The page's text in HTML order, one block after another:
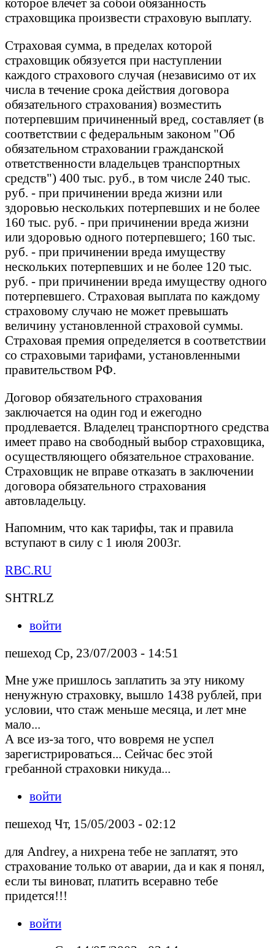
страховщика произвести страховую выплату.
Страховая сумма, в пределах которой
страховщик обязуется при наступлении
каждого страхового случая (независимо от их
числа в течение срока действия договора
обязательного страхования) возместить
потерпевшим причиненный вред, составляет (в
соответствии с федеральным законом "Об
обязательном страховании гражданской
ответственности владельцев транспортных
средств") 400 тыс. руб., в том числе 240 тыс.
руб. - при причинении вреда жизни или
здоровью нескольких потерпевших и не более
160 тыс. руб. - при причинении вреда жизни
или здоровью одного потерпевшего; 160 тыс.
руб. - при причинении вреда имуществу
нескольких потерпевших и не более 120 тыс.
руб. - при причинении вреда имуществу одного
потерпевшего. Страховая выплата по каждому
страховому случаю не может превышать
величину установленной страховой суммы.
Страховая премия определяется в соответствии
со страховыми тарифами, установленными
правительством РФ.
Договор обязательного страхования
заключается на один год и ежегодно
продлевается. Владелец транспортного средства
имеет право на свободный выбор страховщика,
осуществляющего обязательное страхование.
Страховщик не вправе отказать в заключении
договора обязательного страхования
автовладельцу.
Напомним, что как тарифы, так и правила
вступают в силу с 1 июля 2003г.
RBC.RU
SHTRLZ
войти
пешеход Ср, 23/07/2003 - 14:51
Мне уже пришлось заплатить за эту никому
ненужную страховку, вышло 1438 рублей, при
условии, что стаж меньше месяца, и лет мне
мало...
А все из-за того, что вовремя не успел
зарегистрироваться... Сейчас бес этой
гребанной страховки никуда...
войти
пешеход Чт, 15/05/2003 - 02:12
для Andrey, а нихрена тебе не заплатят, это
страхование только от аварии, да и как я понял,
если ты виноват, платить всеравно тебе
придется!!!
войти